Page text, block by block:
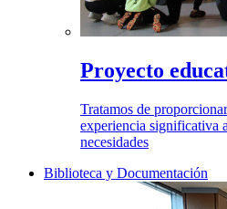
Proyecto
Tratamos de
experiencia significativa
necesidades
Biblioteca y Documentación